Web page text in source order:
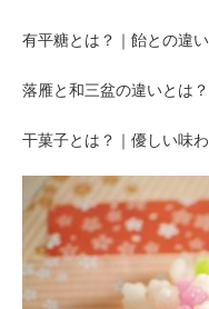
有平糖とは？｜飴との違
落雁と和三盆の違いとは
干菓子とは？｜優しい味